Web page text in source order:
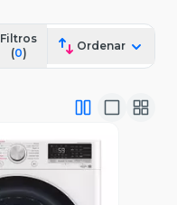
Filtros
(0)
Ordenar